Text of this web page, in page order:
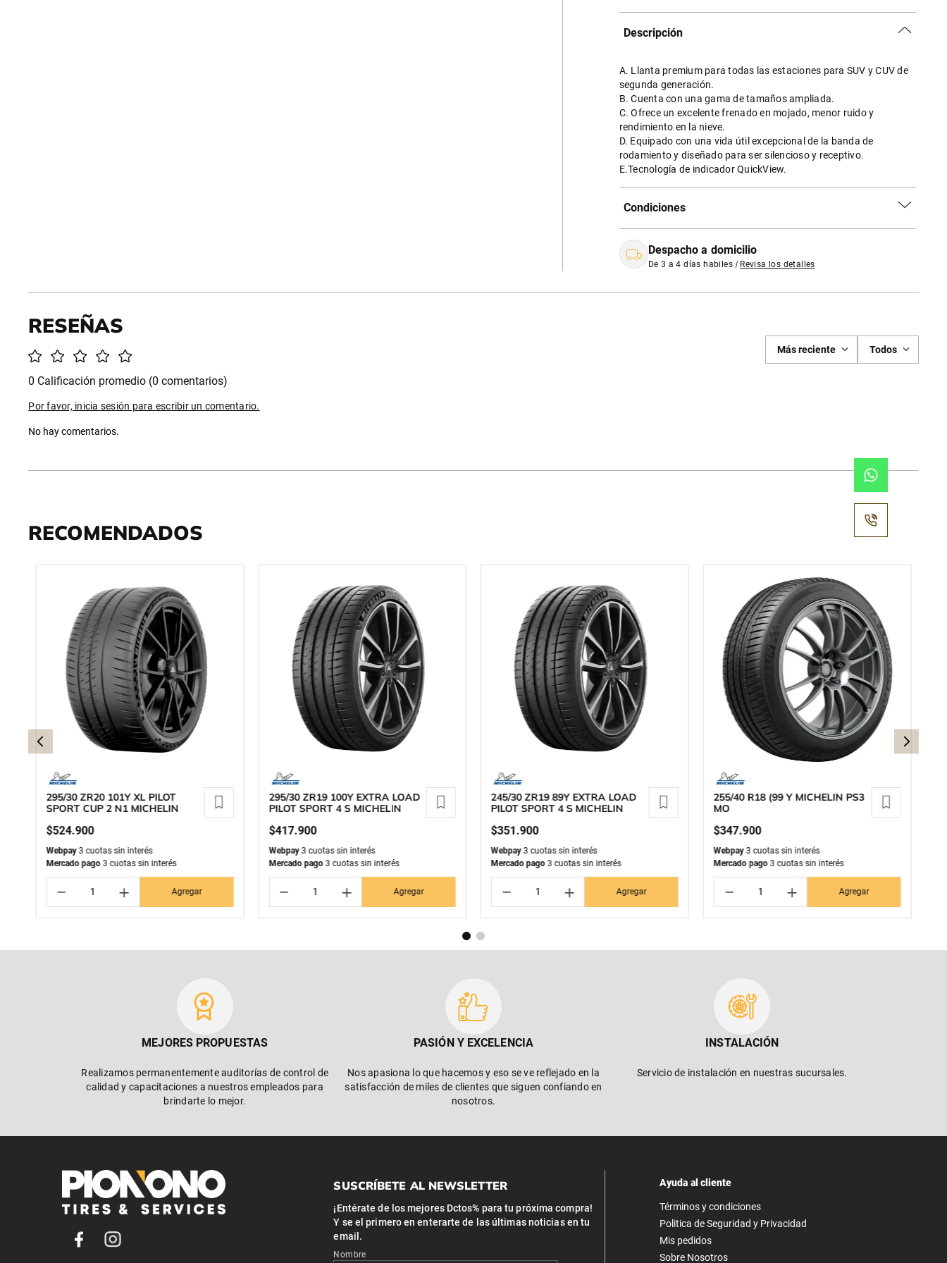
Descripción
A. Llanta premium para todas las estaciones para SUV y CUV de
segunda generación.
B. Cuenta con una gama de tamaños ampliada.
C. Ofrece un excelente frenado en mojado, menor ruido y
rendimiento en la nieve.
D. Equipado con una vida útil excepcional de la banda de
rodamiento y diseñado para ser silencioso y receptivo.
E.Tecnología de indicador QuickView.
Condiciones
Despacho a domicilio
De 3 a 4 días habiles | Revisa los detalles
0 Calificación promedio (0 comentarios)
Por favor, inicia sesión para escribir un comentario.
Más reciente Todos
No hay comentarios.
RECOMENDADOS
295/30 ZR20 101Y XL PILOT
SPORT CUP 2 N1 MICHELIN
$524.900
Webpay3 cuotas sin interés
Mercado pago3 cuotas sin interés
＋
－ Agregar
295/30 ZR19 100Y EXTRA LOAD
PILOT SPORT 4 S MICHELIN
$417.900
Webpay3 cuotas sin interés
Mercado pago3 cuotas sin interés
＋
－ Agregar
245/30 ZR19 89Y EXTRA LOAD
PILOT SPORT 4 S MICHELIN
$351.900
Webpay 3 cuotas sin interés
Mercado pago 3 cuotas sin interés
＋
－ Agregar
255/40 R18 (99 Y MICHELIN PS3
MO
$347.900
Webpay3 cuotas sin interés
Mercado pago3 cuotas sin interés
＋
－ Agregar
MEJORES PROPUESTAS
Realizamos permanentemente auditorías de control de
calidad y capacitaciones a nuestros empleados para
brindarte lo mejor.
PASIÓN Y EXCELENCIA
Nos apasiona lo que hacemos y eso se ve reflejado en la
satisfacción de miles de clientes que siguen confiando en
nosotros.
INSTALACIÓN
Servicio de instalación en nuestras sucursales.
SUSCRÍBETE AL NEWSLETTER
¡Entérate de los mejores Dctos% para tu próxima compra!
Y se el primero en enterarte de las últimas noticias en tu
email.
Nombre
Ayuda al cliente
Términos y condiciones
Politica de Seguridad y Privacidad
Mis pedidos
Sobre Nosotros